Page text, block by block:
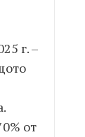
г. –
от